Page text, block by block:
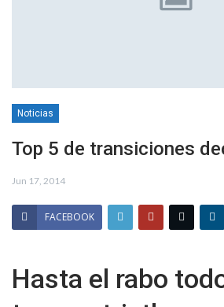
Noticias
Top 5 de transiciones
Jun 17, 2014
FACEBOOK
Hasta el rabo